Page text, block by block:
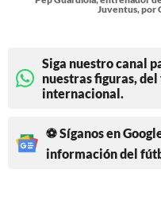
Juventus, por
Siga nuestro canal
nuestras figuras,
internacional.
⚽ Síganos en
información del